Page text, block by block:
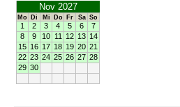
Nov 2027
Mo Di Mi Do Fr Sa So
1 2 3 4 5 6
7
8
9 10 11 12 13 14
15 16 17 18 19 20 21
22 23 24 25 26 27 28
29 30